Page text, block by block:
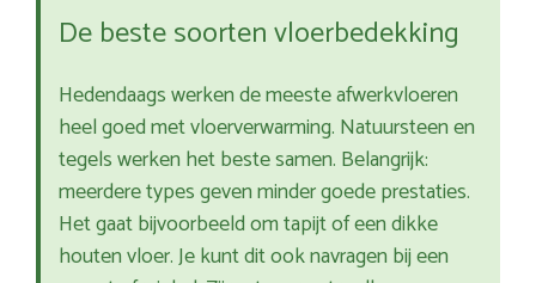
De beste soorten vloerbedekking
Hedendaags werken de meeste afwerkvloeren
heel goed met vloerverwarming. Natuursteen en
tegels werken het beste samen. Belangrijk:
meerdere types geven minder goede prestaties.
Het gaat bijvoorbeeld om tapijt of een dikke
houten vloer. Je kunt dit ook navragen bij een